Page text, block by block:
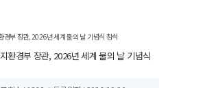
환경부 장관, 2026년 세계 물의 날 기념식